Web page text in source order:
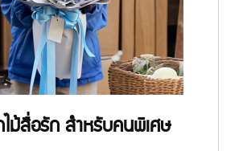
ม้สื่อรัก สำหรับคนพิเศษ